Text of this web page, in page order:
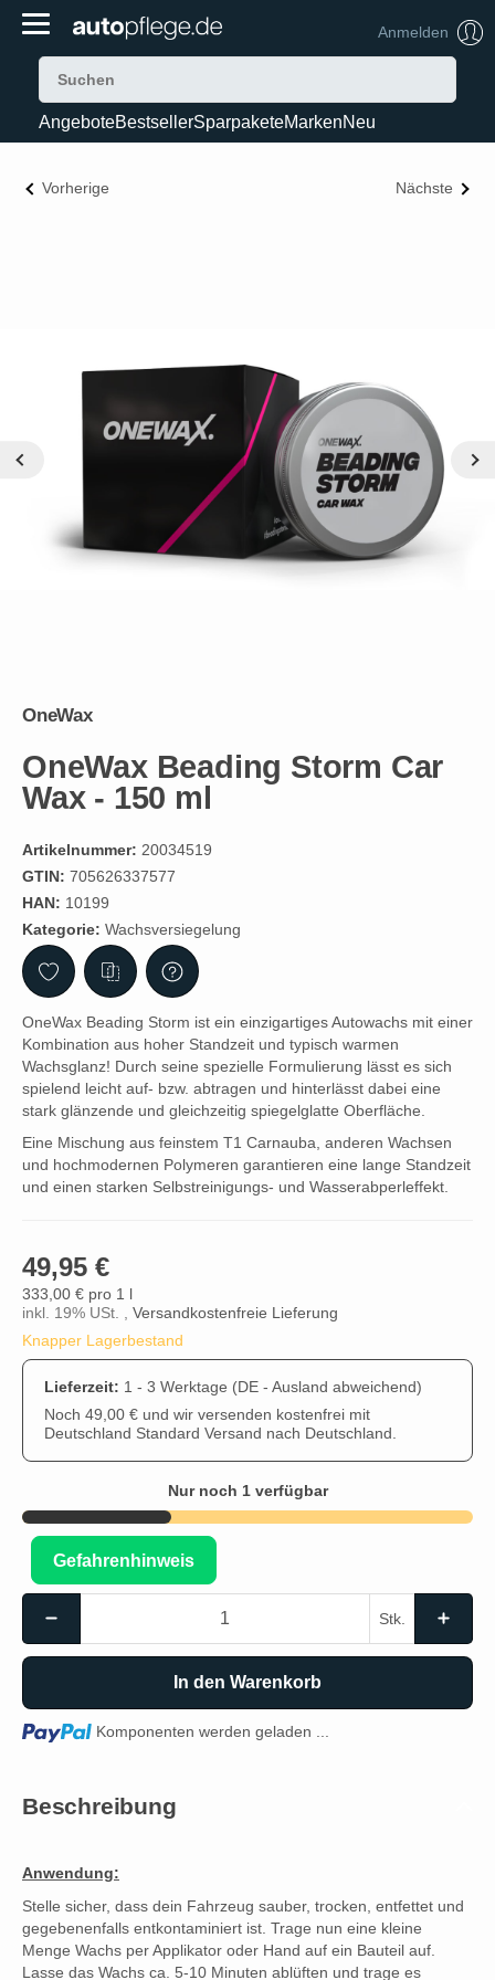
Anmelden
AngeboteBestsellerSparpaketeMarkenNeu
Vorherige Nächste
OneWax
OneWax Beading Storm Car
Wax - 150 ml
Artikelnummer: 20034519
GTIN: 705626337577
HAN: 10199
Kategorie: Wachsversiegelung
OneWax Beading Storm ist ein einzigartiges Autowachs mit einer
Kombination aus hoher Standzeit und typisch warmen
Wachsglanz! Durch seine spezielle Formulierung lässt es sich
spielend leicht auf- bzw. abtragen und hinterlässt dabei eine
stark glänzende und gleichzeitig spiegelglatte Oberfläche.
Eine Mischung aus feinstem T1 Carnauba, anderen Wachsen
und hochmodernen Polymeren garantieren eine lange Standzeit
und einen starken Selbstreinigungs- und Wasserabperleffekt.
49,95 €
333,00 € pro 1 l
inkl. 19% USt. , Versandkostenfreie Lieferung
Knapper Lagerbestand
Lieferzeit: 1 - 3 Werktage (DE - Ausland abweichend)
Noch 49,00 € und wir versenden kostenfrei mit
Deutschland Standard Versand nach Deutschland.
Nur noch 1 verfügbar
Gefahrenhinweis
Stk.
In den Warenkorb
Loading... Komponenten werden geladen ...
Beschreibung
Anwendung:
Stelle sicher, dass dein Fahrzeug sauber, trocken, entfettet und
gegebenenfalls entkontaminiert ist. Trage nun eine kleine
Menge Wachs per Applikator oder Hand auf ein Bauteil auf.
Lasse das Wachs ca. 5-10 Minuten ablüften und trage es